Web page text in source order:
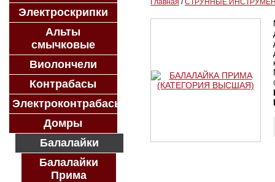
Главная /СТРУННЫЕ
Электроскрипки
Альты
смычковые
Виолончели
Контрабасы
Электроконтрабасы
Домры
Балалайки
Балалайки
Прима